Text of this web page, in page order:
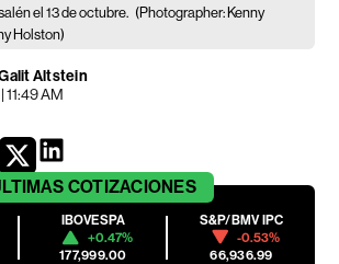
el 13 de octubre. (Photographer: Kenny
Holston)
Altstein
11:49 AM
COTIZACIONES
IBOVESPA
+0.47%
177,999.00
S&P/BMV IPC
-0.53%
66,936.99